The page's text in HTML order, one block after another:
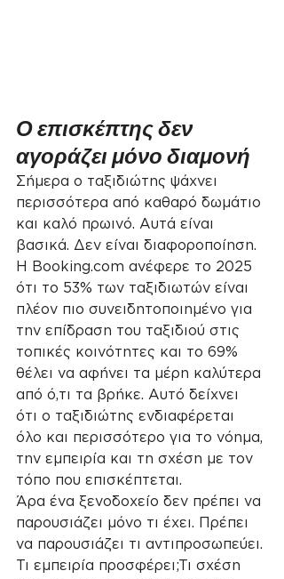
Ο επισκέπτης δεν
αγοράζει μόνο διαμονή
Σήμερα ο ταξιδιώτης ψάχνει
περισσότερα από καθαρό δωμάτιο
και καλό πρωινό. Αυτά είναι
βασικά. Δεν είναι διαφοροποίηση.
Η Booking.com ανέφερε το 2025
ότι το 53% των ταξιδιωτών είναι
πλέον πιο συνειδητοποιημένο για
την επίδραση του ταξιδιού στις
τοπικές κοινότητες και το 69%
θέλει να αφήνει τα μέρη καλύτερα
από ό,τι τα βρήκε. Αυτό δείχνει
ότι ο ταξιδιώτης ενδιαφέρεται
όλο και περισσότερο για το νόημα,
την εμπειρία και τη σχέση με τον
τόπο που επισκέπτεται.
Άρα ένα ξενοδοχείο δεν πρέπει να
παρουσιάζει μόνο τι έχει. Πρέπει
να παρουσιάζει τι αντιπροσωπεύει.
Τι εμπειρία προσφέρει;Τι σχέση